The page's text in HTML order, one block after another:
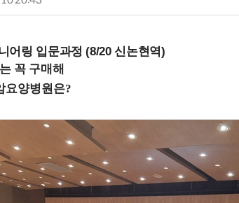
어링 입문과정 (8/20 신논현역)